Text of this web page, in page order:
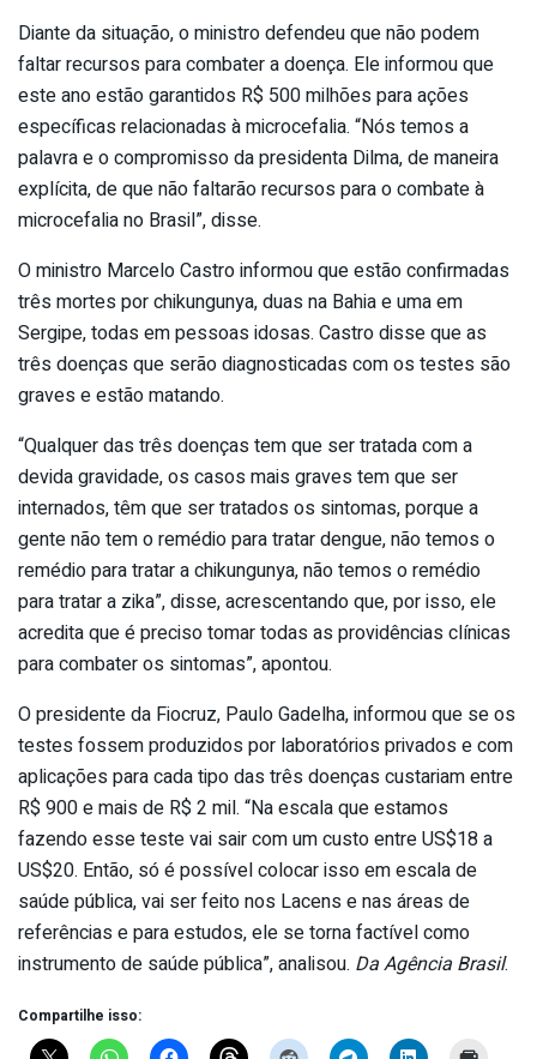
Diante da situação, o ministro defendeu que não podem
faltar recursos para combater a doença. Ele informou que
este ano estão garantidos R$ 500 milhões para ações
específicas relacionadas à microcefalia. “Nós temos a
palavra e o compromisso da presidenta Dilma, de maneira
explícita, de que não faltarão recursos para o combate à
microcefalia no Brasil”, disse.
O ministro Marcelo Castro informou que estão confirmadas
três mortes por chikungunya, duas na Bahia e uma em
Sergipe, todas em pessoas idosas. Castro disse que as
três doenças que serão diagnosticadas com os testes são
graves e estão matando.
“Qualquer das três doenças tem que ser tratada com a
devida gravidade, os casos mais graves tem que ser
internados, têm que ser tratados os sintomas, porque a
gente não tem o remédio para tratar dengue, não temos o
remédio para tratar a chikungunya, não temos o remédio
para tratar a zika”, disse, acrescentando que, por isso, ele
acredita que é preciso tomar todas as providências clínicas
para combater os sintomas”, apontou.
O presidente da Fiocruz, Paulo Gadelha, informou que se os
testes fossem produzidos por laboratórios privados e com
aplicações para cada tipo das três doenças custariam entre
R$ 900 e mais de R$ 2 mil. “Na escala que estamos
fazendo esse teste vai sair com um custo entre US$18 a
US$20. Então, só é possível colocar isso em escala de
saúde pública, vai ser feito nos Lacens e nas áreas de
referências e para estudos, ele se torna factível como
instrumento de saúde pública”, analisou. Da Agência Brasil.
Compartilhe isso: